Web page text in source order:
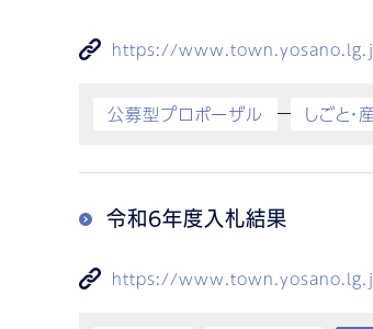
https://
公募型プロポーザル しごと・
令和6年度入札結果
https://